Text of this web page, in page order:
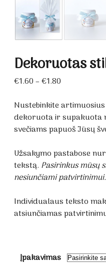
Dekoruotas
€1.60–€1.80
€1.60
through
€1.80
Nustebinkite
dekoruota ir supakuota
svečiams papuoš Jūsų
Užsakymo pastabose
tekstą. Pasirinkus mūsų
nesiunčiami patvirtinimui.
Individualaus teksto
atsiunčiamas
Įpakavimas